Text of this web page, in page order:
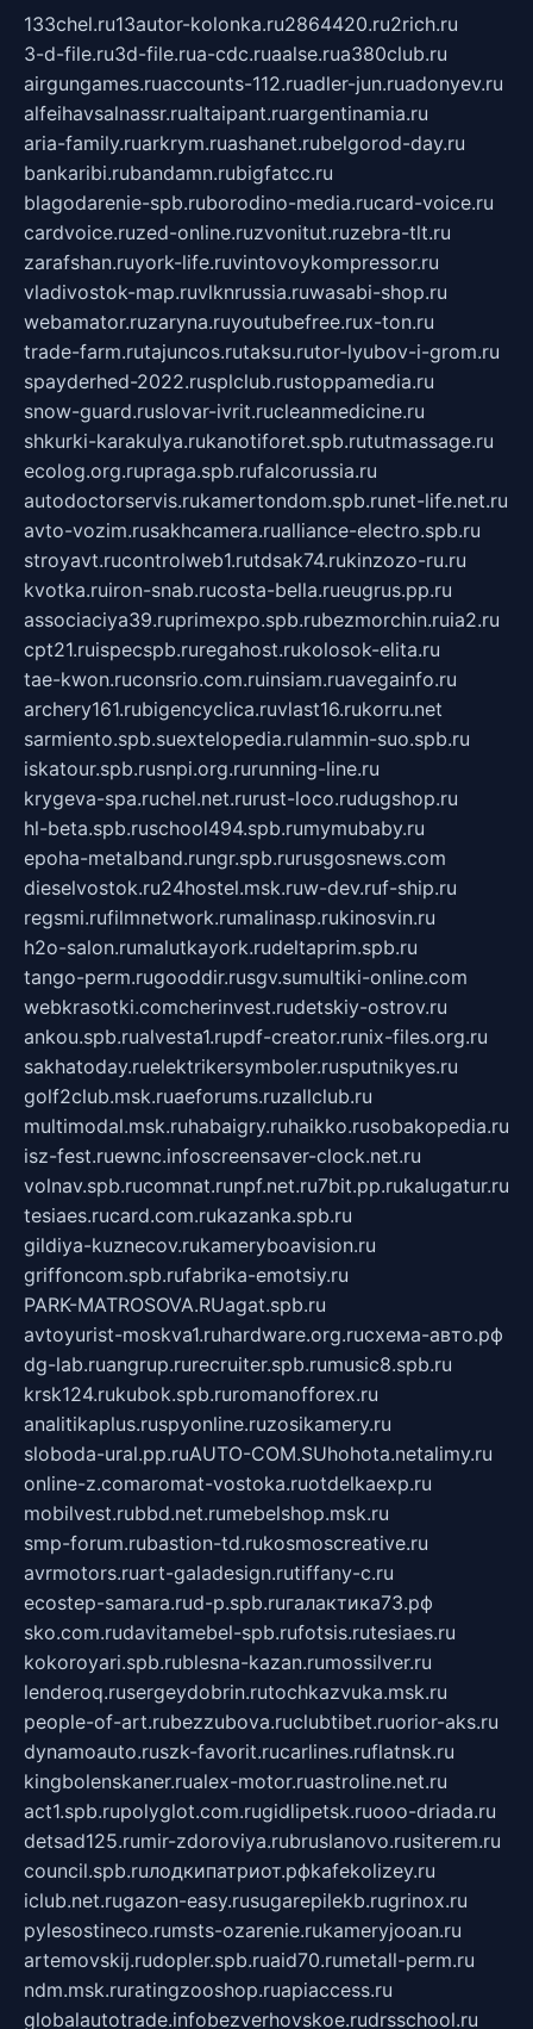
133chel.ru13autor-kolonka.ru2864420.ru2rich.ru
3-d-file.ru3d-file.rua-cdc.ruaalse.rua380club.ru
airgungames.ruaccounts-112.ruadler-jun.ruadonyev.ru
alfeihavsalnassr.rualtaipant.ruargentinamia.ru
aria-family.ruarkrym.ruashanet.rubelgorod-day.ru
bankaribi.rubandamn.rubigfatcc.ru
blagodarenie-spb.ruborodino-media.rucard-voice.ru
cardvoice.ruzed-online.ruzvonitut.ruzebra-tlt.ru
zarafshan.ruyork-life.ruvintovoykompressor.ru
vladivostok-map.ruvlknrussia.ruwasabi-shop.ru
webamator.ruzaryna.ruyoutubefree.rux-ton.ru
trade-farm.rutajuncos.rutaksu.rutor-lyubov-i-grom.ru
spayderhed-2022.rusplclub.rustoppamedia.ru
snow-guard.ruslovar-ivrit.rucleanmedicine.ru
shkurki-karakulya.rukanotiforet.spb.rututmassage.ru
ecolog.org.rupraga.spb.rufalcorussia.ru
autodoctorservis.rukamertondom.spb.runet-life.net.ru
avto-vozim.rusakhcamera.rualliance-electro.spb.ru
stroyavt.rucontrolweb1.rutdsak74.rukinzozo-ru.ru
kvotka.ruiron-snab.rucosta-bella.rueugrus.pp.ru
associaciya39.ruprimexpo.spb.rubezmorchin.ruia2.ru
cpt21.ruispecspb.ruregahost.rukolosok-elita.ru
tae-kwon.ruconsrio.com.ruinsiam.ruavegainfo.ru
archery161.rubigencyclica.ruvlast16.rukorru.net
sarmiento.spb.suextelopedia.rulammin-suo.spb.ru
iskatour.spb.rusnpi.org.rurunning-line.ru
krygeva-spa.ruchel.net.rurust-loco.rudugshop.ru
hl-beta.spb.ruschool494.spb.rumymubaby.ru
epoha-metalband.rungr.spb.rurusgosnews.com
dieselvostok.ru24hostel.msk.ruw-dev.ruf-ship.ru
regsmi.rufilmnetwork.rumalinasp.rukinosvin.ru
h2o-salon.rumalutkayork.rudeltaprim.spb.ru
tango-perm.rugooddir.rusgv.sumultiki-online.com
webkrasotki.comcherinvest.rudetskiy-ostrov.ru
ankou.spb.rualvesta1.rupdf-creator.runix-files.org.ru
sakhatoday.ruelektrikersymboler.rusputnikyes.ru
golf2club.msk.ruaeforums.ruzallclub.ru
multimodal.msk.ruhabaigry.ruhaikko.rusobakopedia.ru
isz-fest.ruewnc.infoscreensaver-clock.net.ru
volnav.spb.rucomnat.runpf.net.ru7bit.pp.rukalugatur.ru
tesiaes.rucard.com.rukazanka.spb.ru
gildiya-kuznecov.rukameryboavision.ru
griffoncom.spb.rufabrika-emotsiy.ru
PARK-MATROSOVA.RUagat.spb.ru
avtoyurist-moskva1.ruhardware.org.ruсхема-авто.рф
dg-lab.ruangrup.rurecruiter.spb.rumusic8.spb.ru
krsk124.rukubok.spb.ruromanofforex.ru
analitikaplus.ruspyonline.ruzosikamery.ru
sloboda-ural.pp.ruAUTO-COM.SUhohota.netalimy.ru
online-z.comaromat-vostoka.ruotdelkaexp.ru
mobilvest.rubbd.net.rumebelshop.msk.ru
smp-forum.rubastion-td.rukosmoscreative.ru
avrmotors.ruart-galadesign.rutiffany-c.ru
ecostep-samara.rud-p.spb.ruгалактика73.рф
sko.com.rudavitamebel-spb.rufotsis.rutesiaes.ru
kokoroyari.spb.rublesna-kazan.rumossilver.ru
lenderoq.rusergeydobrin.rutochkazvuka.msk.ru
people-of-art.rubezzubova.ruclubtibet.ruorior-aks.ru
dynamoauto.ruszk-favorit.rucarlines.ruflatnsk.ru
kingbolenskaner.rualex-motor.ruastroline.net.ru
act1.spb.rupolyglot.com.rugidlipetsk.ruooo-driada.ru
detsad125.rumir-zdoroviya.rubruslanovo.rusiterem.ru
council.spb.ruлодкипатриот.рфkafekolizey.ru
iclub.net.rugazon-easy.rusugarepilekb.rugrinox.ru
pylesostineco.rumsts-ozarenie.rukameryjooan.ru
artemovskij.rudopler.spb.ruaid70.rumetall-perm.ru
ndm.msk.ruratingzooshop.ruapiaccess.ru
globalautotrade.infobezverhovskoe.rudrsschool.ru